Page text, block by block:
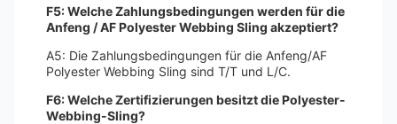
F5: Welche Zahlungsbedingungen werden für die
Anfeng / AF Polyester Webbing Sling akzeptiert?
A5: Die Zahlungsbedingungen für die Anfeng/AF
Polyester Webbing Sling sind T/T und L/C.
F6: Welche Zertifizierungen besitzt die Polyester-
Webbing-Sling?